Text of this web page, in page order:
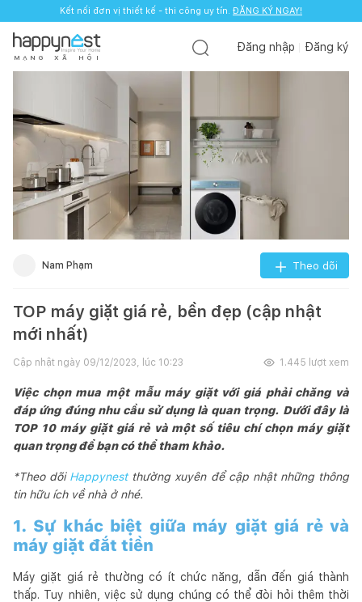
Kết nối đơn vị thiết kế - thi công uy tín. ĐĂNG KÝ NGAY!
M Ạ N G X Ã H Ộ I
Đăng nhập Đăng ký
Nam Phạm Theo dõi
TOP máy giặt giá rẻ, bền đẹp (cập nhật
mới nhất)
Cập nhật ngày 09/12/2023, lúc 10:23 1.445 lượt xem
Việc chọn mua một mẫu máy giặt với giá phải chăng và
đáp ứng đúng nhu cầu sử dụng là quan trọng. Dưới đây là
TOP 10 máy giặt giá rẻ và một số tiêu chí chọn máy giặt
quan trọng để bạn có thể tham khảo.
*Theo dõi Happynestthường xuyên để cập nhật những thông
tin hữu ích về nhà ở nhé.
1. Sự khác biệt giữa máy giặt giá rẻ và
máy giặt đắt tiền
Máy giặt giá rẻ thường có ít chức năng, dẫn đến giá thành
thấp. Tuy nhiên, việc sử dụng chúng có thể đòi hỏi thêm thời